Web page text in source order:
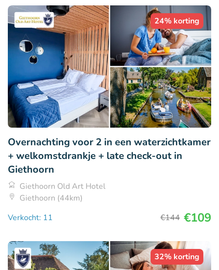
24% korting
Overnachting voor 2 in een waterzichtkamer
+ welkomstdrankje + late check-out in
Giethoorn
Giethoorn Old Art Hotel
Giethoorn (44km)
Verkocht: 11
€144 €109
32% korting